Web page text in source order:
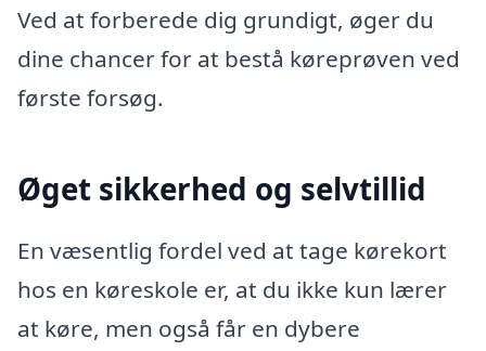
Ved at forberede dig grundigt, øger du
dine chancer for at bestå køreprøven ved
første forsøg.
Øget sikkerhed og selvtillid
En væsentlig fordel ved at tage kørekort
hos en køreskole er, at du ikke kun lærer
at køre, men også får en dybere